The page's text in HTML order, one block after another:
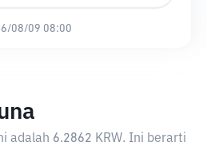
08/09 08:00
adalah 6.2862 KRW. Ini berarti